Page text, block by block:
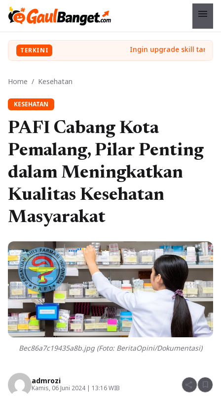
menu
TERKINI
Home / Kesehatan
KESEHATAN
PAFI Cabang Kota
Pemalang, Pilar Penting
dalam Meningkatkan
Kualitas Kesehatan
Masyarakat
Bec86a7c19435a8b.jpg (Foto: BeritaOpini/Dokumentasi)
admrozi
Kamis, 06 Juni 2024 | 13:16 WIB share bookmark